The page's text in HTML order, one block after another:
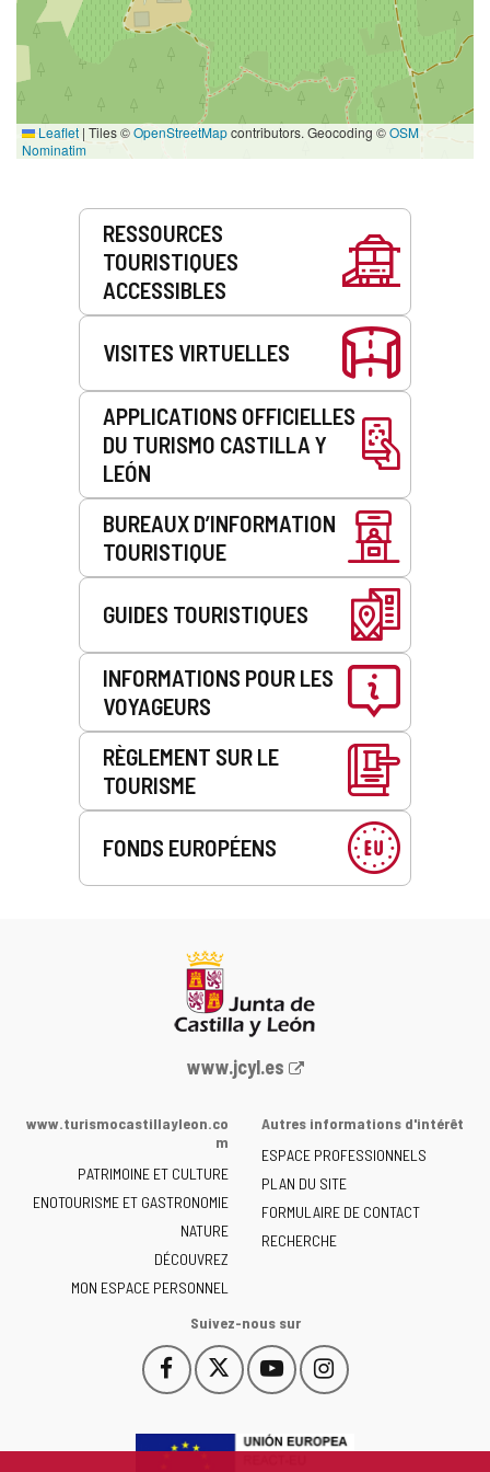
Leaflet | Tiles ©OpenStreetMapcontributors. Geocoding ©OSM
Nominatim
Prestations
RESSOURCES
TOURISTIQUES
ACCESSIBLES
VISITES VIRTUELLES
APPLICATIONS OFFICIELLES
DU TURISMO CASTILLA Y
LEÓN
BUREAUX D’INFORMATION
TOURISTIQUE
GUIDES TOURISTIQUES
INFORMATIONS POUR LES
VOYAGEURS
RÈGLEMENT SUR LE
TOURISME
FONDS EUROPÉENS
Portail
la
de
Castilla
y
León
-
www.jcyl.es
www.turismocastillayleon.co
m
PATRIMOINE ET CULTURE
ENOTOURISME ET GASTRONOMIE
NATURE
DÉCOUVREZ
MON ESPACE PERSONNEL
Autres informations d'intérêt
ESPACE PROFESSIONNELS
PLAN DU SITE
FORMULAIRE DE CONTACT
RECHERCHE
Suivez-nous sur
Facebook
Este
enlace
abrirá
Este
enlace
abrirá
YouTube
Este
enlace
abrirá
Instagram
Este
enlace
abrirá